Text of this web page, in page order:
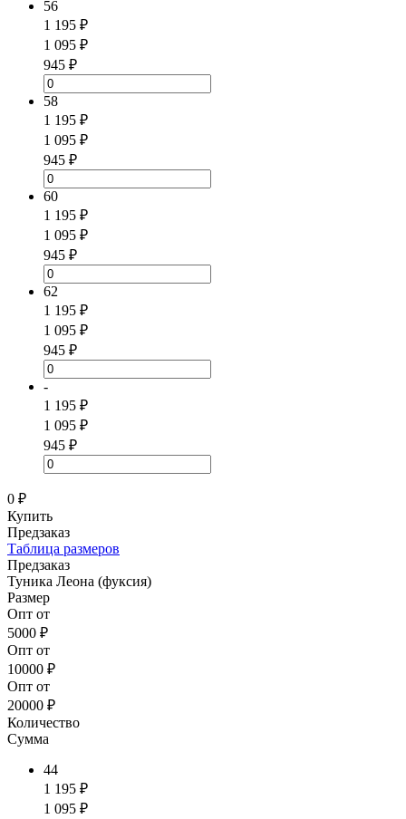
56
1 195 ₽
1 095 ₽
945 ₽
58
1 195 ₽
1 095 ₽
945 ₽
60
1 195 ₽
1 095 ₽
945 ₽
62
1 195 ₽
1 095 ₽
945 ₽
-
1 195 ₽
1 095 ₽
945 ₽
0 ₽
Купить
Предзаказ
Таблица размеров
Предзаказ
Туника Леона (фуксия)
Размер
Опт от
5000 ₽
Опт от
10000 ₽
Опт от
20000 ₽
Количество
Сумма
44
1 195 ₽
1 095 ₽